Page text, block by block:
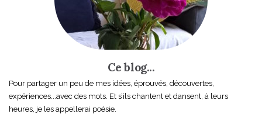
Ce blog...
Pour partager un peu de mes idées, éprouvés, découvertes,
expériences...avec des mots. Et s’ils chantent et dansent, à leurs
heures, je les appellerai poésie.